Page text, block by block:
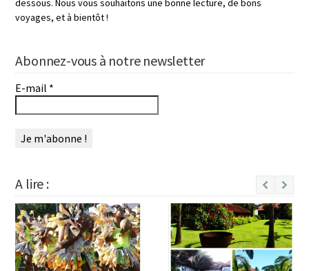
dessous. Nous vous souhaitons une bonne lecture, de bons
voyages, et à bientôt !
Abonnez-vous à notre newsletter
E-mail *
A lire :
Next